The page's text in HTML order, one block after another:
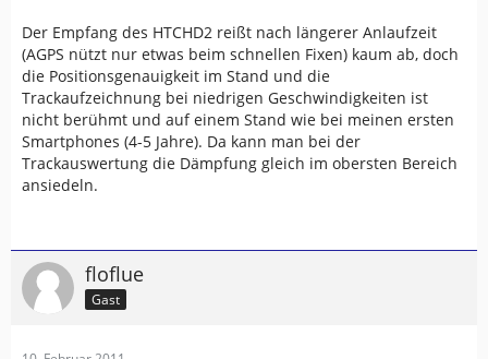
Der Empfang des HTCHD2 reißt nach längerer Anlaufzeit
(AGPS nützt nur etwas beim schnellen Fixen) kaum ab, doch
die Positionsgenauigkeit im Stand und die
Trackaufzeichnung bei niedrigen Geschwindigkeiten ist
nicht berühmt und auf einem Stand wie bei meinen ersten
Smartphones (4-5 Jahre). Da kann man bei der
Trackauswertung die Dämpfung gleich im obersten Bereich
ansiedeln.
floflue
Gast